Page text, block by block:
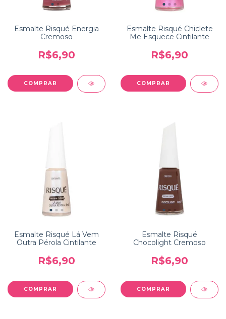
Esmalte Risqué Energia
Cremoso
R$6,90
Esmalte Risqué Chiclete
Me Esquece Cintilante
R$6,90
Esmalte Risqué Lá Vem
Outra Pérola Cintilante
R$6,90
Esmalte Risqué
Chocolight Cremoso
R$6,90